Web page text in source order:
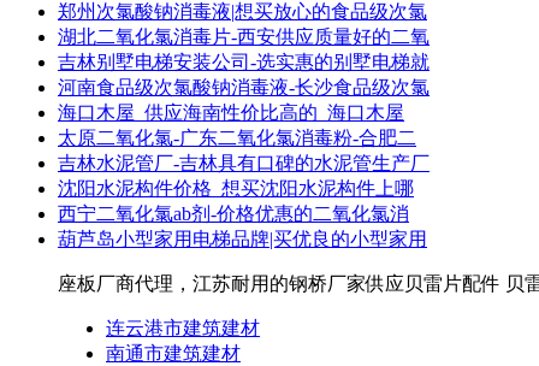
郑州次氯酸钠消毒液|想买放心的食品级次氯
湖北二氧化氯消毒片-西安供应质量好的二氧
吉林别墅电梯安装公司-选实惠的别墅电梯就
河南食品级次氯酸钠消毒液-长沙食品级次氯
海口木屋_供应海南性价比高的_海口木屋
太原二氧化氯-广东二氧化氯消毒粉-合肥二
吉林水泥管厂-吉林具有口碑的水泥管生产厂
沈阳水泥构件价格_想买沈阳水泥构件上哪
西宁二氧化氯ab剂-价格优惠的二氧化氯消
葫芦岛小型家用电梯品牌|买优良的小型家用
座板厂商代理，江苏耐用的钢桥厂家供应贝雷片配件 贝
连云港市建筑建材
南通市建筑建材